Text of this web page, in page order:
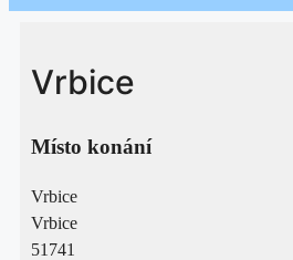
Vrbice
Místo konání
Vrbice
Vrbice
51741